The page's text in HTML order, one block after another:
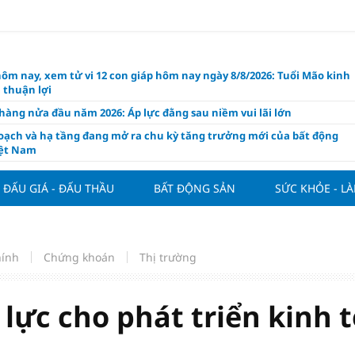
nay, xem tử vi 12 con giáp hôm nay ngày 8/8/2026: Tuổi Mão kinh
thuận lợi
nửa đầu năm 2026: Áp lực đằng sau niềm vui lãi lớn
và hạ tầng đang mở ra chu kỳ tăng trưởng mới của bất động
Nam
giảm 30% thuế cho hộ, cá nhân kinh doanh, doanh nghiệp thu
tỷ đồng
hôm nay 7/8: Thị trường lặng sóng
trẻ quốc tế xem Phú Quốc là “thiên đường lập nghiệp”
vụ Rodri mở đường cho Man Utd sở hữu tiền vệ báu vật của
thức đối với tham vọng công nghệ của Đông Nam Á
ĐẤU GIÁ - ĐẤU THẦU BẤT ĐỘNG SẢN SỨC KHỎE -
Chứng khoán Thị trường
cho phát triển kinh